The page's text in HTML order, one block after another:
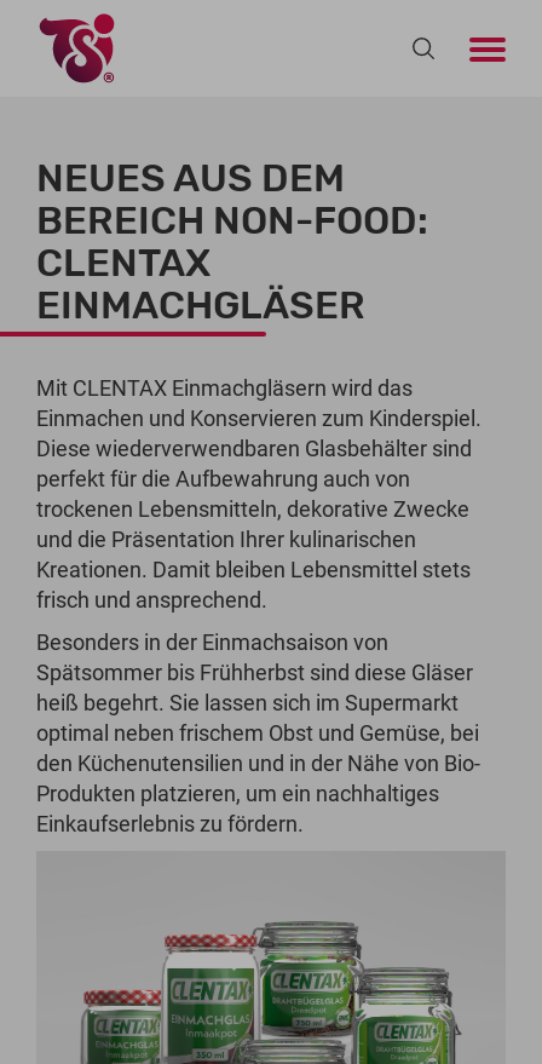
NEUES AUS DEM
BEREICH NON-FOOD:
CLENTAX
EINMACHGLÄSER
Mit CLENTAX Einmachgläsern wird das
Einmachen und Konservieren zum Kinderspiel.
Diese wiederverwendbaren Glasbehälter sind
perfekt für die Aufbewahrung auch von
trockenen Lebensmitteln, dekorative Zwecke
und die Präsentation Ihrer kulinarischen
Kreationen. Damit bleiben Lebensmittel stets
frisch und ansprechend.
Besonders in der Einmachsaison von
Spätsommer bis Frühherbst sind diese Gläser
heiß begehrt. Sie lassen sich im Supermarkt
optimal neben frischem Obst und Gemüse, bei
den Küchenutensilien und in der Nähe von Bio-
Produkten platzieren, um ein nachhaltiges
Einkaufserlebnis zu fördern.